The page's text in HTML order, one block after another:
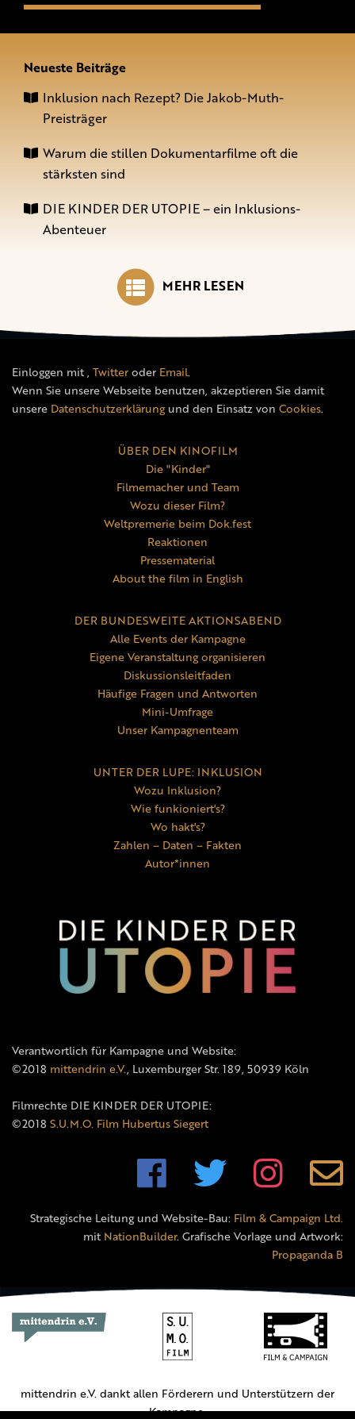
Neueste Beiträge
Inklusion nach Rezept? Die Jakob-Muth-
Preisträger
Warum die stillen Dokumentarfilme oft die
stärksten sind
DIE KINDER DER UTOPIE – ein Inklusions-
Abenteuer
MEHR LESEN
Einloggen mit, Twitteroder Email.
Wenn Sie unsere Webseite benutzen, akzeptieren Sie damit
unsere Datenschutzerklärungund den Einsatz von Cookies.
ÜBER DEN KINOFILM
Die "Kinder"
Filmemacher und Team
Wozu dieser Film?
Weltpremerie beim Dok.fest
Reaktionen
Pressematerial
About the film in English
DER BUNDESWEITE AKTIONSABEND
Alle Events der Kampagne
Eigene Veranstaltung organisieren
Diskussionsleitfaden
Häufige Fragen und Antworten
Mini-Umfrage
Unser Kampagnenteam
UNTER DER LUPE: INKLUSION
Wozu Inklusion?
Wie funkioniert's?
Wo hakt's?
Zahlen – Daten – Fakten
Autor*innen
Verantwortlich für Kampagne und Website:
©2018 mittendrin e.V., Luxemburger Str. 189, 50939 Köln
Filmrechte DIE KINDER DER UTOPIE:
©2018 S.U.M.O. Film Hubertus Siegert
Strategische Leitung und Website-Bau: Film & Campaign Ltd.
mit NationBuilder. Grafische Vorlage und Artwork:
Propaganda B
mittendrin e.V. dankt allen Förderern und Unterstützern der
Kampagne.